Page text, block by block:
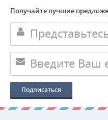
Получайте лучшие